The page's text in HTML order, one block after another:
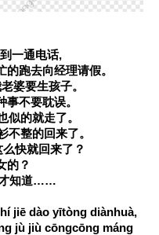
一通电话,
跑去向经理请假。
婆要生孩子。
不要耽误。
似的就走了。
不整的回来了。
快就回来了？
的？
才知道
jiē dào yītòng diànhuà,
jù jiù cōngcōng máng